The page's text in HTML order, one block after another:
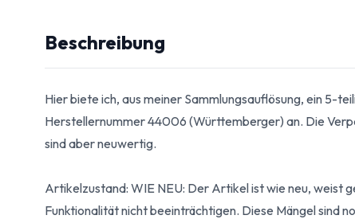
Beschreibung
Hier biete ich, aus meiner Sammlungsauflösung, ein 5-
Herstellernummer 44006 (Württemberger) an. Die
sind aber neuwertig.
Artikelzustand: WIE NEU: Der Artikel ist wie neu, weist
Funktionalität nicht beeinträchtigen. Diese Mängel sind